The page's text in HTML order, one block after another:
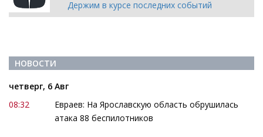
Держим в курсе последних событий
НОВОСТИ
четверг, 6 Авг
08:32
Евраев: На Ярославскую область обрушилась
атака 88 беспилотников